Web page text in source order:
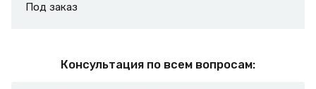
Под заказ
Консультация по всем вопросам: